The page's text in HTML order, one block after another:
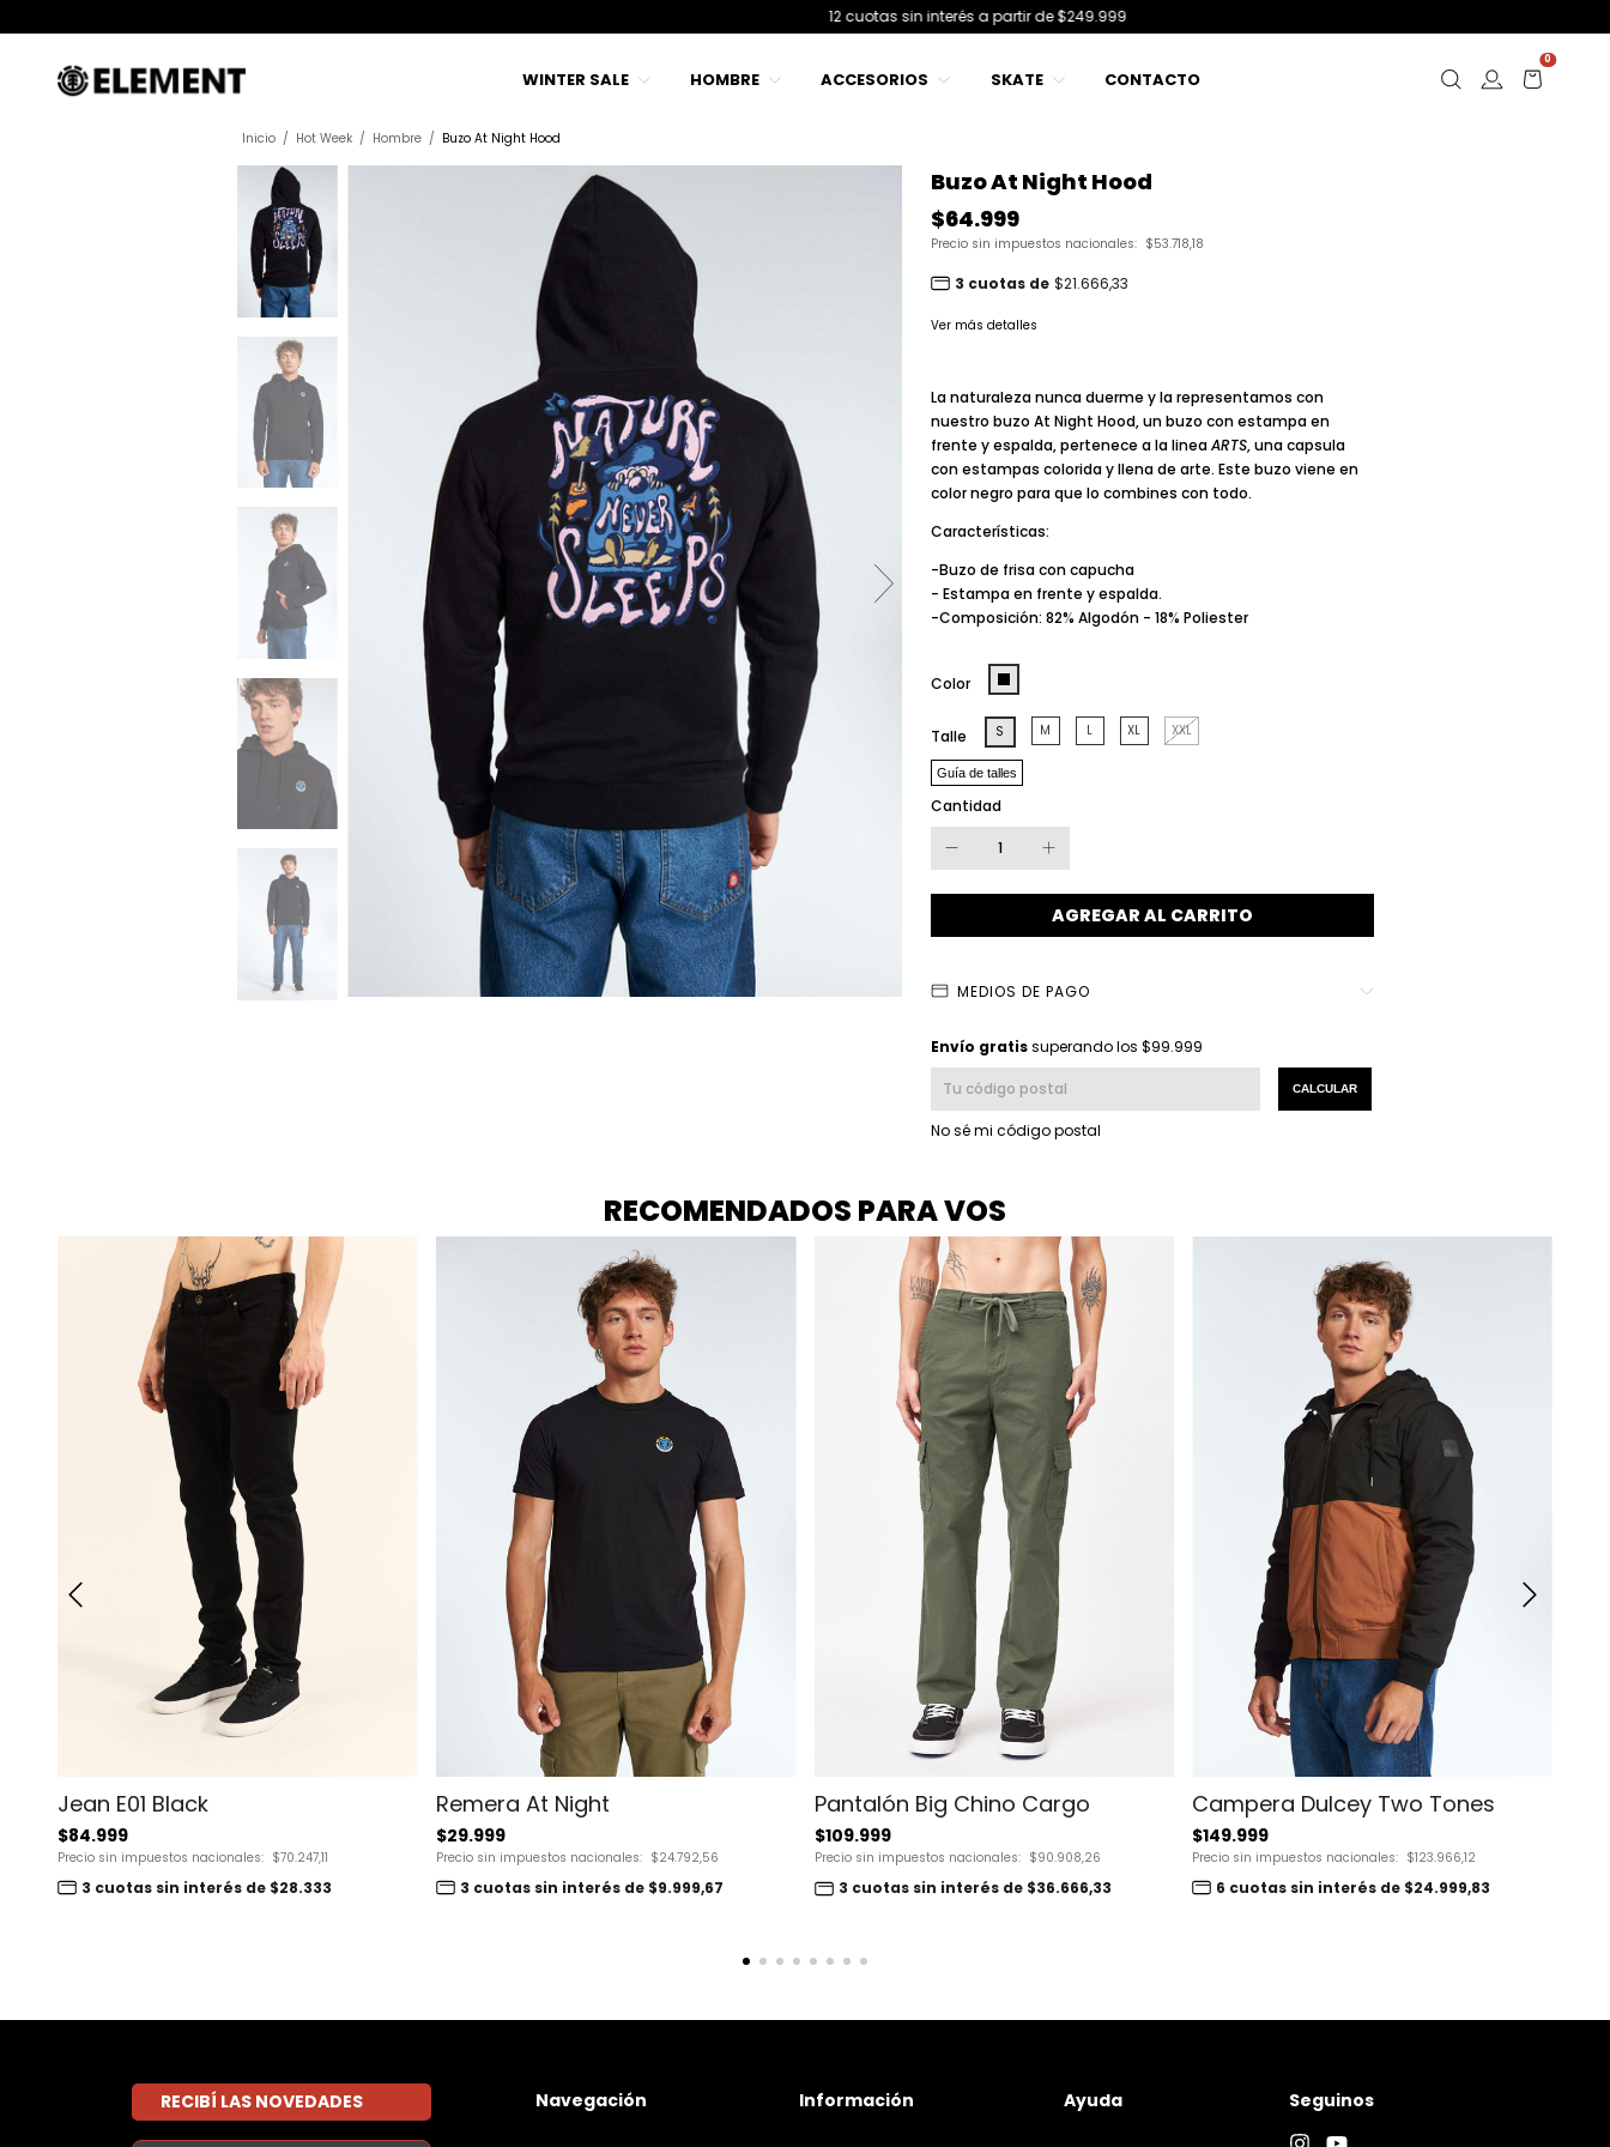
12 cuotas sin interés a partir de $249.999
WINTER SALE HOMBRE ACCESORIOS SKATE CONTACTO
0
Inicio / Hot Week / Hombre / Buzo At Night Hood
Buzo At Night Hood
$64.999
Precio sin impuestos nacionales: $53.718,18
3 cuotas de $21.666,33
Ver más detalles
La naturaleza nunca duerme y la representamos con
nuestro buzo At Night Hood, un buzo con estampa en
frente y espalda, pertenece a la lineaARTS, una capsula
con estampas colorida y llena de arte. Este buzo viene en
color negro para que lo combines con todo.
Características:
-Buzo de frisa con capucha
- Estampa en frente y espalda.
-Composición: 82% Algodón - 18% Poliester
Color
Talle S M L XL XXL
Guía de talles
Cantidad
MEDIOS DE PAGO
Envío gratis
$99.999
Envío gratissuperando los $99.999
CALCULAR
No sé mi código postal
RECOMENDADOS PARA VOS
Jean E01 Black
$84.999
Precio sin impuestos nacionales: $70.247,11
3 cuotas sin interés de $28.333
Remera At Night
$29.999
Precio sin impuestos nacionales: $24.792,56
3 cuotas sin interés de $9.999,67
Pantalón Big Chino Cargo
$109.999
Precio sin impuestos nacionales: $90.908,26
3 cuotas sin interés de $36.666,33
Campera Dulcey Two Tones
$149.999
Precio sin impuestos nacionales: $123.966,12
6 cuotas sin interés de $24.999,83
RECIBÍ LAS NOVEDADES Navegación Información Ayuda Seguinos